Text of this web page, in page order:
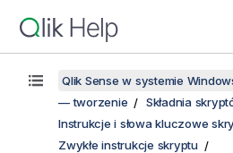
Qlik Sense w systemie
— tworzenie
Składnia
Instrukcje i słowa kluczowe
Zwykłe instrukcje skryptu